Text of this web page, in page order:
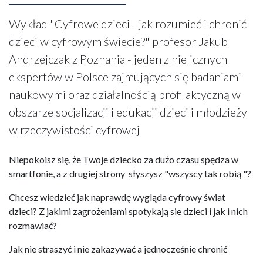
Wykład "Cyfrowe dzieci - jak rozumieć i chronić
dzieci w cyfrowym świecie?" profesor Jakub
Andrzejczak z Poznania - jeden z nielicznych
ekspertów w Polsce zajmujących się badaniami
naukowymi oraz działalnością profilaktyczną w
obszarze socjalizacji i edukacji dzieci i młodzieży
w rzeczywistości cyfrowej
Niepokoisz się, że Twoje dziecko za dużo czasu spędza w
smartfonie, a z drugiej strony słyszysz "wszyscy tak robią "?
Chcesz wiedzieć jak naprawdę wygląda cyfrowy świat
dzieci? Z jakimi zagrożeniami spotykają sie dzieci i jak i nich
rozmawiać?
Jak nie straszyć i nie zakazywać a jednocześnie chronić